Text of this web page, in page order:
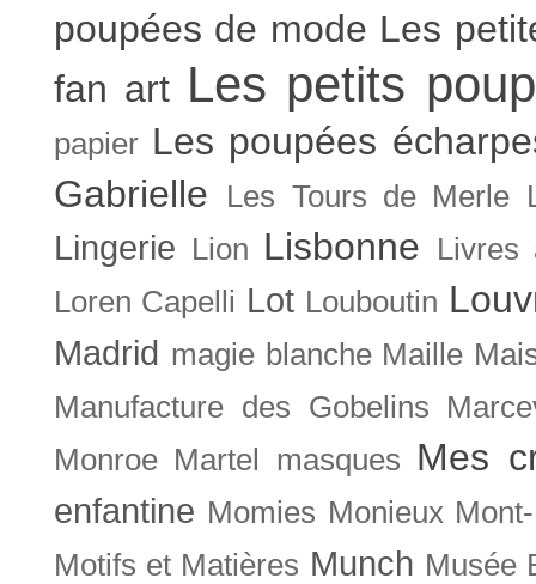
poupées de mode Les
fan art Les petits
papier Les poupées
Gabrielle
Les Tours de Merle
Lingerie Lion Lisbonne
Livres
Loren Capelli Lot Louboutin
Madrid magie blanche Maille
Manufacture des Gobelins
Monroe Martel masques Mes
enfantine Momies Monieux
Motifs et Matières Munch Musée